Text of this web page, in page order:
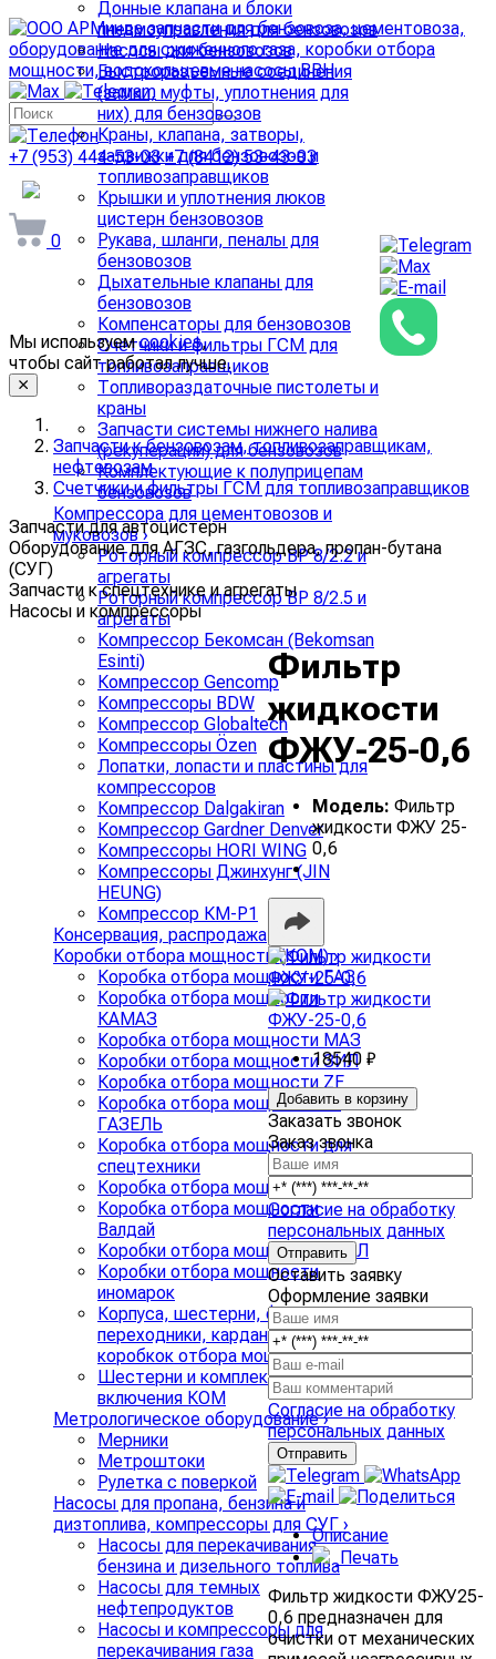
+7 (953) 444-53-03 +7 (8412) 53-43-03
arminda58@mail.ru
0
Донные клапана и блоки
пневмоуправления для бензовозов
Насосы для бензовозов
Быстроразъемные соединения
(замки, муфты, уплотнения для
них) для бензовозов
Краны, клапана, затворы,
задвижки для бензовозов и
топливозаправщиков
Крышки и уплотнения люков
цистерн бензовозов
Рукава, шланги, пеналы для
бензовозов
Дыхательные клапаны для
бензовозов
Компенсаторы для бензовозов
Счетчики и фильтры ГСМ для
топливозаправщиков
Топливораздаточные пистолеты и
краны
Запчасти системы нижнего налива
(рекуперации) для бензовозов
Комплектующие к полуприцепам
бензовозов
Компрессора для цементовозов и
муковозов ›
Роторный компрессор ВР 8/2.2 и
агрегаты
Роторный компрессор ВР 8/2.5 и
агрегаты
Компрессор Бекомсан (Bekomsan
Esinti)
Компрессор Gencomp
Компрессоры BDW
Компрессор Globaltech
Компрессоры Özen
Лопатки, лопасти и пластины для
компрессоров
Компрессор Dalgakiran
Компрессор Gardner Denver
Компрессоры HORI WING
Компрессоры Джинхунг (JIN
HEUNG)
Компрессор КМ-Р1
Консервация, распродажа
Коробки отбора мощности (КОМ)›
Коробка отбора мощности ГАЗ
Коробка отбора мощности
КАМАЗ
Коробка отбора мощности МАЗ
Коробки отбора мощности ЗИЛ
Коробка отбора мощности ZF
Коробка отбора мощности на
ГАЗЕЛЬ
Коробка отбора мощности для
спецтехники
Коробка отбора мощности КРАЗ
Коробка отбора мощности
Валдай
Коробки отбора мощности УРАЛ
Коробки отбора мощности
иномарок
Корпуса, шестерни, фланцы,
переходники, карданные валы для
коробкок отбора мощности
Шестерни и комплекты
включения КОМ
Метрологическое оборудование›
Мерники
Метроштоки
Рулетка с поверкой
Насосы для пропана, бензина и
дизтоплива, компрессоры для СУГ ›
Насосы для перекачивания
бензина и дизельного топлива
Насосы для темных
нефтепродуктов
Насосы и компрессоры для
перекачивания газа
Мы используемcookies,
чтобы сайт работал лучше.
Запчасти к бензовозам, топливозаправщикам,
нефтевозам
Счетчики и фильтры ГСМ для топливозаправщиков
Запчасти для автоцистерн
Оборудование для АГЗС, газгольдера, пропан-бутана
(СУГ)
Запчасти к спецтехнике и агрегаты
Насосы и компрессоры
Фильтр
жидкости
ФЖУ-25-0,6
Модель: Фильтр
жидкости ФЖУ 25-
0,6
18540 ₽
Добавить в корзину
Заказать звонок
Заказ звонка
Согласие на обработку
персональных данных
Оставить заявку
Оформление заявки
Согласие на обработку
персональных данных
Описание
Печать
Фильтр жидкости ФЖУ25-
0,6 предназначен для
очистки от механических